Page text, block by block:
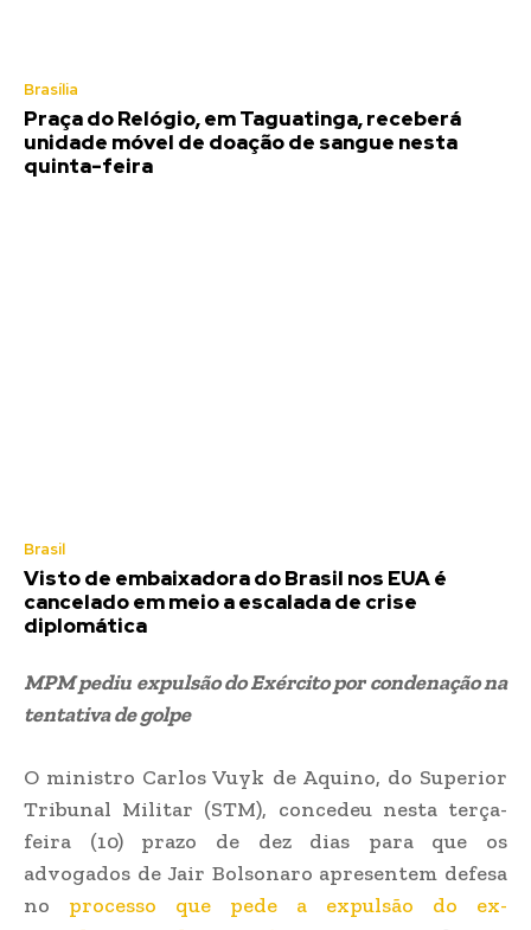
Brasília
Praça do Relógio, em Taguatinga, receberá
unidade móvel de doação de sangue nesta
quinta-feira
Brasil
Visto de embaixadora do Brasil nos EUA é
cancelado em meio a escalada de crise
diplomática
MPM pediu expulsão do Exército por condenação na
tentativa de golpe
O ministro Carlos Vuyk de Aquino, do Superior
Tribunal Militar (STM), concedeu nesta terça-
feira (10) prazo de dez dias para que os
advogados de Jair Bolsonaro apresentem defesa
no processo que pede a expulsão do ex-